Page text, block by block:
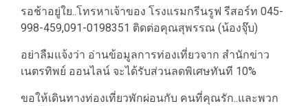
รอช้าอยู่ใย..โทรหาเจ้าของ โรงแรมกรีนรูฟ รีสอร์ท 045-
998-459,091-0198351 ติดต่อคุณสุพรรณ (น้องจุ๊บ)
อย่าลืมแจ้งว่า อ่านข้อมูลการท่องเที่ยวจาก สำนักข่าว
เนตรทิพย์ ออนไลน์ จะได้รับส่วนลดพิเศษทันที 10%
ขอให้เดินทางท่องเที่ยวพักผ่อนกับ คนที่คุณรัก..และพวก